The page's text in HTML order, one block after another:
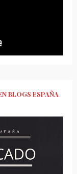
BLOGS ESPAÑA